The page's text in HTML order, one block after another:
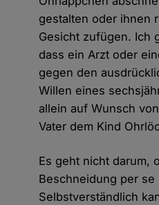
gestalten oder ihnen
Gesicht zufügen. Ich
dass ein Arzt oder
gegen den
Willen eines
allein auf Wunsch
Vater dem Kind
Es geht nicht darum,
Beschneidung per se
Selbstverständlich